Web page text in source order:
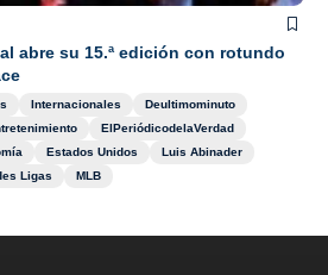
abre su 15.ª edición con rotundo
Internacionales
Deultimominuto
ElPeriódicodelaVerdad
Estados Unidos
Luis Abinader
Ligas MLB